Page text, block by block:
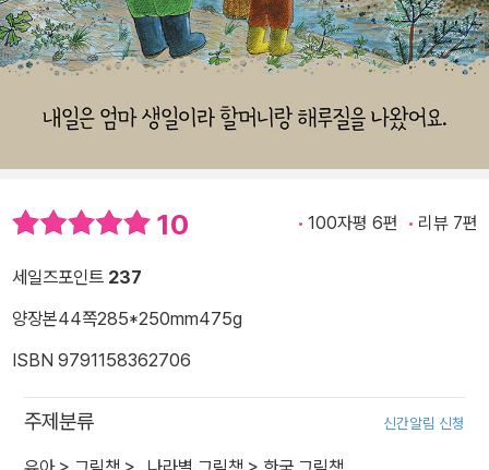
10 100자평 6편 리뷰 7편
세일즈포인트 237
양장본44쪽285*250mm475g
ISBN 9791158362706
주제분류 신간알림 신청